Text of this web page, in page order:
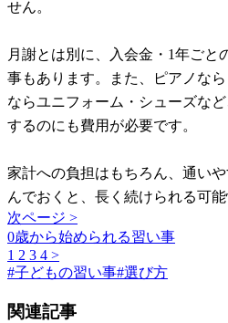
せん。
月謝とは別に、入会金・1年ごと
事もあります。また、ピアノな
ならユニフォーム・シューズな
するのにも費用が必要です。
家計への負担はもちろん、通い
んでおくと、長く続けられる可能
次ページ >
0歳から始められる習い事
1 2 3 4 >
#子どもの習い事#選び方
関連記事